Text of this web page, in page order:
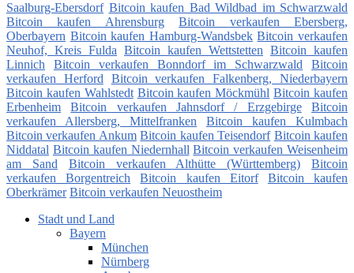
Saalburg-Ebersdorf Bitcoin kaufen Bad Wildbad im Schwarzwald
Bitcoin kaufen Ahrensburg
Bitcoin verkaufen Ebersberg,
Oberbayern Bitcoin kaufen Hamburg-Wandsbek Bitcoin verkaufen
Neuhof, Kreis Fulda Bitcoin kaufen Wettstetten Bitcoin kaufen
Linnich
Bitcoin verkaufen Bonndorf im Schwarzwald
Bitcoin
verkaufen Herford
Bitcoin verkaufen Falkenberg, Niederbayern
Bitcoin kaufen Wahlstedt Bitcoin kaufen Möckmühl Bitcoin kaufen
Erbenheim
Bitcoin verkaufen Jahnsdorf / Erzgebirge
Bitcoin
verkaufen Allersberg, Mittelfranken
Bitcoin kaufen Kulmbach
Bitcoin verkaufen Ankum Bitcoin kaufen Teisendorf Bitcoin kaufen
Niddatal Bitcoin kaufen Niedernhall Bitcoin verkaufen Weisenheim
am Sand
Bitcoin verkaufen Althütte (Württemberg)
Bitcoin
verkaufen Borgentreich
Bitcoin kaufen Eitorf
Bitcoin kaufen
Oberkrämer Bitcoin verkaufen Neuostheim
Stadt und Land
Bayern
München
Nürnberg